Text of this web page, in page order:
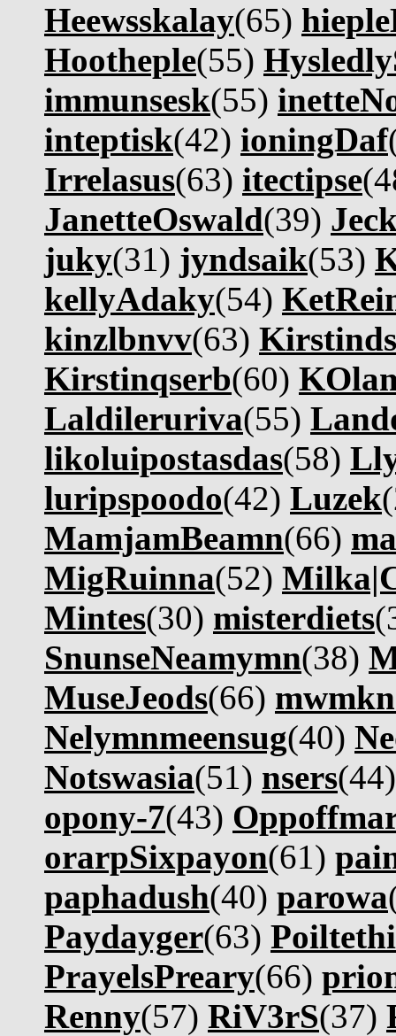
Heewsskalay(65)
Hootheple(55)
immunsesk(55)
inteptisk(42) ioningDaf
Irrelasus(63) itectipse
JanetteOswald(39)
juky(31) jyndsaik(53)
kellyAdaky(54)
kinzlbnvv(63)
Kirstinqserb(60)
Laldileruriva(55)
likoluipostasdas(58)
luripspoodo(42) Luzek
MamjamBeamn(66)
MigRuinna(52)
Mintes(30) misterdiets
SnunseNeamymn(38)
MuseJeods(66)
Nelymnmeensug(40)
Notswasia(51) nsers
opony-7(43)
orarpSixpayon(61)
paphadush(40) parowa
Paydayger(63)
PrayelsPreary(66)
Renny(57) RiV3rS(37)